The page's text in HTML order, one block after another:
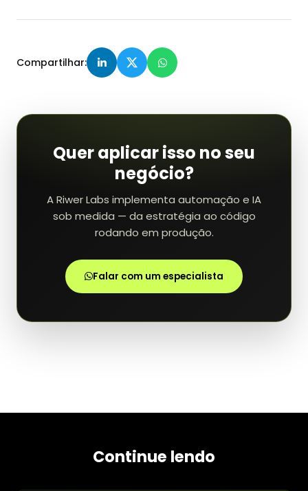
Compartilhar:
Quer aplicar isso no seu
negócio?
A Riwer Labs implementa automação e IA
sob medida — da estratégia ao código
rodando em produção.
Falar com um especialista
Continue lendo